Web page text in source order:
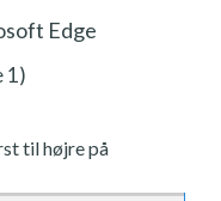
Edge
1)
til højre på